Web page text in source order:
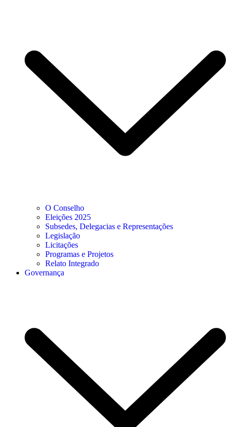
O Conselho
Eleições 2025
Subsedes, Delegacias e Representações
Legislação
Licitações
Programas e Projetos
Relato Integrado
Governança